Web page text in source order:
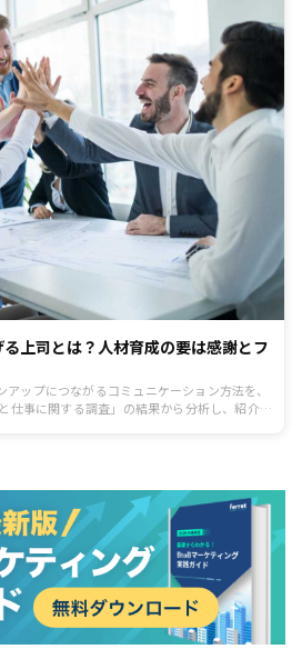
上司とは？人材育成の要は感謝とフ
ップにつながるコミュニケーション方法を、
仕事に関する調査」の結果から分析し、紹介し